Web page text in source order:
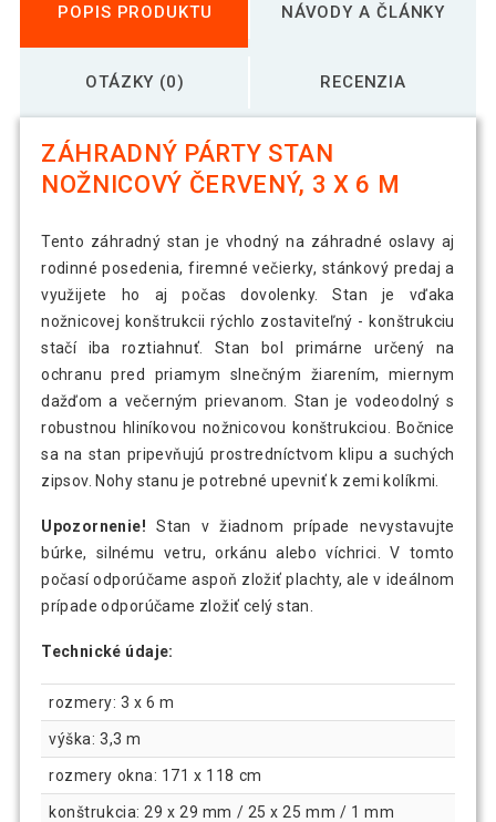
Záhradný párty stan 3 x 6 PROFI -
nožnicový- modrý
604,99 €
Záhradný párty stan 3x6 čierny,
nožnicový
Záhradný párty stan 3x6 vínový,
nožnicový
612,69 €
POPIS PRODUKTU NÁVODY A ČLÁNKY
OTÁZKY (0) RECENZIA
ZÁHRADNÝ PÁRTY STAN
NOŽNICOVÝ ČERVENÝ, 3 X 6 M
Tento záhradný stan je vhodný na záhradné oslavy aj
rodinné posedenia, firemné večierky, stánkový predaj a
využijete ho aj počas dovolenky. Stan je vďaka
nožnicovej konštrukcii rýchlo zostaviteľný - konštrukciu
stačí iba roztiahnuť. Stan bol primárne určený na
ochranu pred priamym slnečným žiarením, miernym
dažďom a večerným prievanom. Stan je vodeodolný s
robustnou hliníkovou nožnicovou konštrukciou. Bočnice
sa na stan pripevňujú prostredníctvom klipu a suchých
zipsov. Nohy stanu je potrebné upevniť k zemi kolíkmi.
Upozornenie! Stan v žiadnom prípade nevystavujte
búrke, silnému vetru, orkánu alebo víchrici. V tomto
počasí odporúčame aspoň zložiť plachty, ale v ideálnom
prípade odporúčame zložiť celý stan.
Technické údaje:
rozmery: 3 x 6 m
výška: 3,3 m
rozmery okna: 171 x 118 cm
konštrukcia: 29 x 29 mm / 25 x 25 mm / 1 mm